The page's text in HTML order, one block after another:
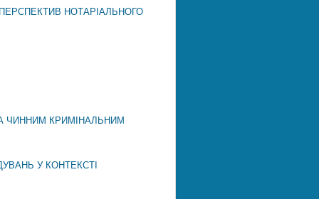
НОТАРІАЛЬНОГО
ЧИННИМ КРИМІНАЛЬНИМ
У КОНТЕКСТІ